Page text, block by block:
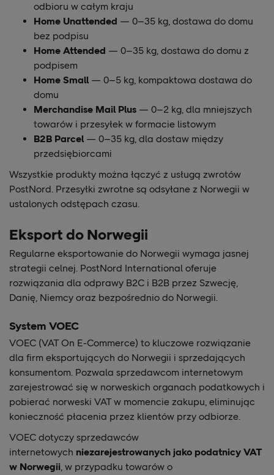
odbioru w całym kraju
Home Unattended — 0–35 kg, dostawa do domu
bez podpisu
Home Attended — 0–35 kg, dostawa do domu z
podpisem
Home Small — 0–5 kg, kompaktowa dostawa do
domu
Merchandise Mail Plus — 0–2 kg, dla mniejszych
towarów i przesyłek w formacie listowym
B2B Parcel — 0–35 kg, dla dostaw między
przedsiębiorcami
Wszystkie produkty można łączyć z usługą zwrotów
PostNord. Przesyłki zwrotne są odsyłane z Norwegii w
ustalonych odstępach czasu.
Eksport do Norwegii
Regularne eksportowanie do Norwegii wymaga jasnej
strategii celnej. PostNord International oferuje
rozwiązania dla odprawy B2C i B2B przez Szwecję,
Danię, Niemcy oraz bezpośrednio do Norwegii.
System VOEC
VOEC (VAT On E-Commerce) to kluczowe rozwiązanie
dla firm eksportujących do Norwegii i sprzedających
konsumentom. Pozwala sprzedawcom internetowym
zarejestrować się w norweskich organach podatkowych i
pobierać norweski VAT w momencie zakupu, eliminując
konieczność płacenia przez klientów przy odbiorze.
VOEC dotyczy sprzedawców
internetowych niezarejestrowanych jako podatnicy VAT
w Norwegii, w przypadku towarów o